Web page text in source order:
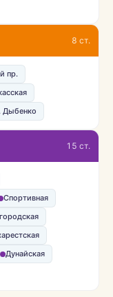
8 ст.
пр.
Дыбенко
15 ст.
Спортивная
Дунайская